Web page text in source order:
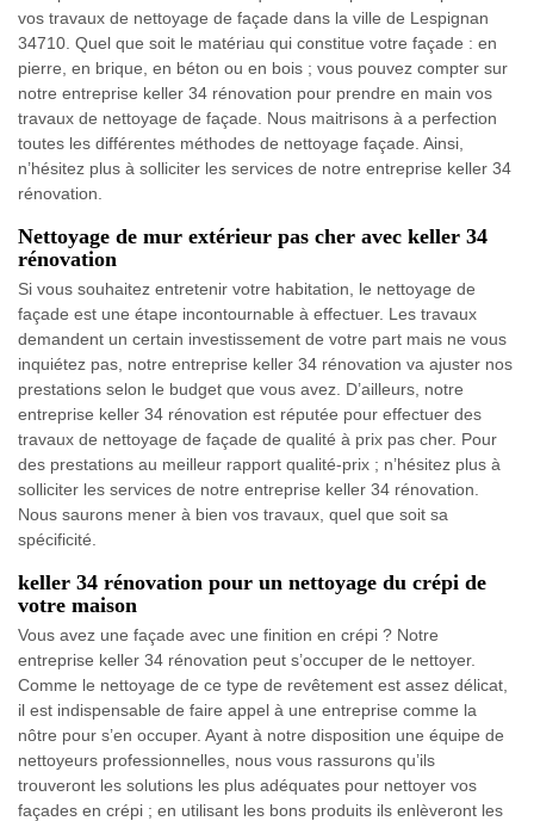
vos travaux de nettoyage de façade dans la ville de Lespignan
34710. Quel que soit le matériau qui constitue votre façade : en
pierre, en brique, en béton ou en bois ; vous pouvez compter sur
notre entreprise keller 34 rénovation pour prendre en main vos
travaux de nettoyage de façade. Nous maitrisons à a perfection
toutes les différentes méthodes de nettoyage façade. Ainsi,
n’hésitez plus à solliciter les services de notre entreprise keller 34
rénovation.
Nettoyage de mur extérieur pas cher avec keller 34
rénovation
Si vous souhaitez entretenir votre habitation, le nettoyage de
façade est une étape incontournable à effectuer. Les travaux
demandent un certain investissement de votre part mais ne vous
inquiétez pas, notre entreprise keller 34 rénovation va ajuster nos
prestations selon le budget que vous avez. D’ailleurs, notre
entreprise keller 34 rénovation est réputée pour effectuer des
travaux de nettoyage de façade de qualité à prix pas cher. Pour
des prestations au meilleur rapport qualité-prix ; n’hésitez plus à
solliciter les services de notre entreprise keller 34 rénovation.
Nous saurons mener à bien vos travaux, quel que soit sa
spécificité.
keller 34 rénovation pour un nettoyage du crépi de
votre maison
Vous avez une façade avec une finition en crépi ? Notre
entreprise keller 34 rénovation peut s’occuper de le nettoyer.
Comme le nettoyage de ce type de revêtement est assez délicat,
il est indispensable de faire appel à une entreprise comme la
nôtre pour s’en occuper. Ayant à notre disposition une équipe de
nettoyeurs professionnelles, nous vous rassurons qu’ils
trouveront les solutions les plus adéquates pour nettoyer vos
façades en crépi ; en utilisant les bons produits ils enlèveront les